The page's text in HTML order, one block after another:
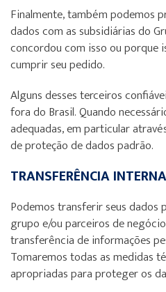
Finalmente, também podemos
dados com as subsidiárias do
concordou com isso ou porque
cumprir seu pedido.
Alguns desses terceiros
fora do Brasil. Quando
adequadas, em particular
de proteção de dados padrão.
TRANSFERÊNCIA
Podemos transferir seus dados
grupo e/ou parceiros de
transferência de informações
Tomaremos todas as medidas
apropriadas para proteger os